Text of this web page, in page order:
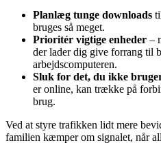
Planlæg tunge downloads
bruges så meget.
Prioritér vigtige enheder –
der lader dig give forrang til
arbejdscomputeren.
Sluk for det, du ikke
er online, kan trække på
brug.
Ved at styre trafikken lidt mere
familien kæmper om signalet, når